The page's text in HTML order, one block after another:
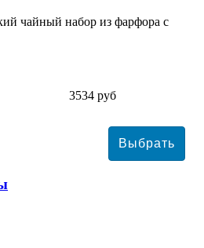
чайный набор из фарфора с
3534 руб